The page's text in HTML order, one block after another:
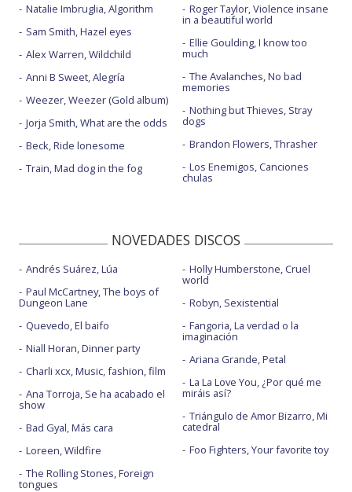
Natalie Imbruglia, Algorithm
Sam Smith, Hazel eyes
Alex Warren, Wildchild
Anni B Sweet, Alegría
Weezer, Weezer (Gold album)
Jorja Smith, What are the odds
Beck, Ride lonesome
Train, Mad dog in the fog
Roger Taylor, Violence insane
in a beautiful world
Ellie Goulding, I know too
much
The Avalanches, No bad
memories
Nothing but Thieves, Stray
dogs
Brandon Flowers, Thrasher
Los Enemigos, Canciones
chulas
NOVEDADES DISCOS
Andrés Suárez, Lúa
Paul McCartney, The boys of
Dungeon Lane
Quevedo, El baifo
Niall Horan, Dinner party
Charli xcx, Music, fashion, film
Ana Torroja, Se ha acabado el
show
Bad Gyal, Más cara
Loreen, Wildfire
The Rolling Stones, Foreign
tongues
Holly Humberstone, Cruel
world
Robyn, Sexistential
Fangoria, La verdad o la
imaginación
Ariana Grande, Petal
La La Love You, ¿Por qué me
miráis así?
Triángulo de Amor Bizarro, Mi
catedral
Foo Fighters, Your favorite toy